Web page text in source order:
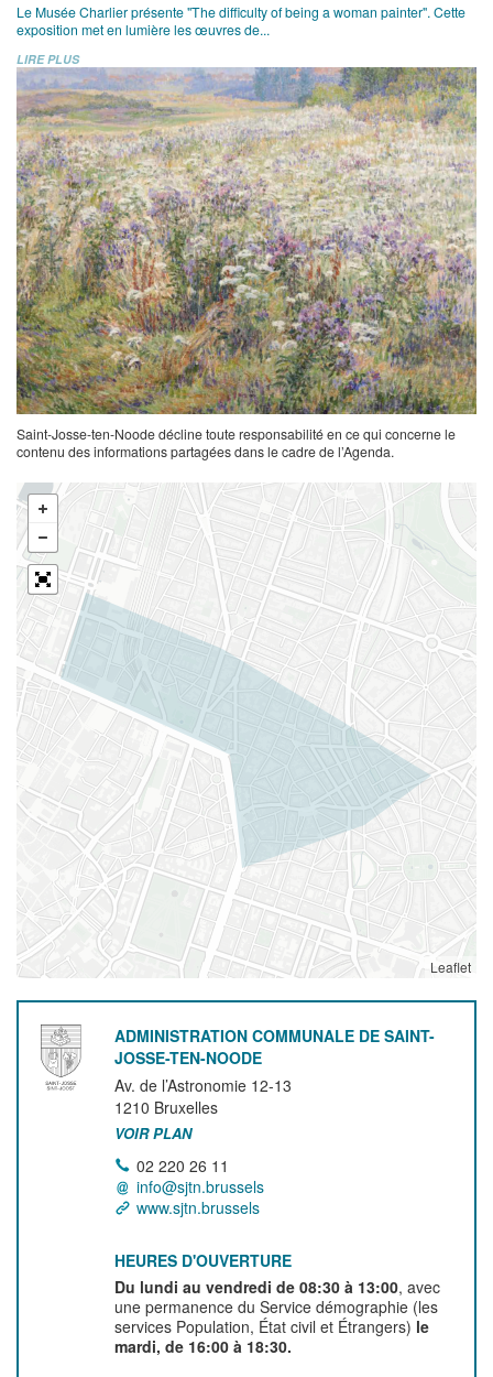
Le Musée Charlier présente "The difficulty of being a woman painter". Cette
exposition met en lumière les œuvres de...
LIRE PLUS
Saint-Josse-ten-Noode décline toute responsabilité en ce qui concerne le
contenu des informations partagées dans le cadre de l’Agenda.
Leaflet
ADMINISTRATION COMMUNALE DE SAINT-
JOSSE-TEN-NOODE
Av. de l’Astronomie 12-13
1210 Bruxelles
VOIR PLAN
02 220 26 11
info@sjtn.brussels
www.sjtn.brussels
HEURES D'OUVERTURE
Du lundi au vendredi de 08:30 à 13:00, avec
une permanence du Service démographie (les
services Population, État civil et Étrangers) le
mardi, de 16:00 à 18:30.